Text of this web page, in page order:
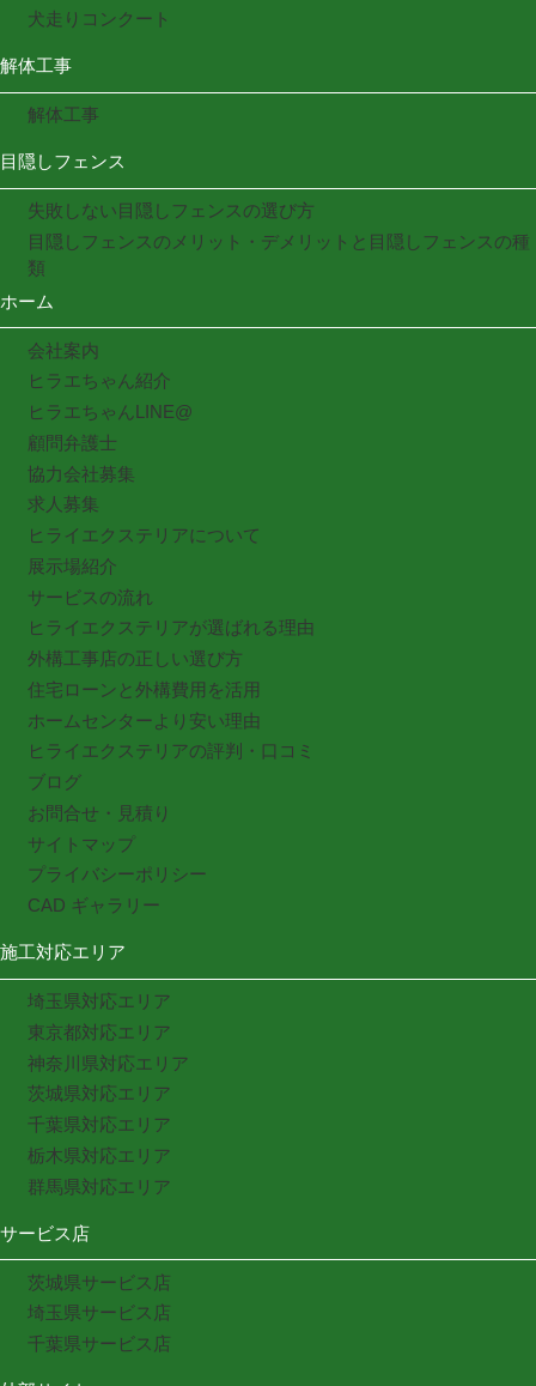
犬走りコンクート
解体工事
解体工事
目隠しフェンス
失敗しない目隠しフェンスの選び方
目隠しフェンスのメリット・デメリットと目隠しフェンスの種
類
ホーム
会社案内
ヒラエちゃん紹介
ヒラエちゃんLINE@
顧問弁護士
協力会社募集
求人募集
ヒライエクステリアについて
展示場紹介
サービスの流れ
ヒライエクステリアが選ばれる理由
外構工事店の正しい選び方
住宅ローンと外構費用を活用
ホームセンターより安い理由
ヒライエクステリアの評判・口コミ
ブログ
お問合せ・見積り
サイトマップ
プライバシーポリシー
CAD ギャラリー
施工対応エリア
埼玉県対応エリア
東京都対応エリア
神奈川県対応エリア
茨城県対応エリア
千葉県対応エリア
栃木県対応エリア
群馬県対応エリア
サービス店
茨城県サービス店
埼玉県サービス店
千葉県サービス店